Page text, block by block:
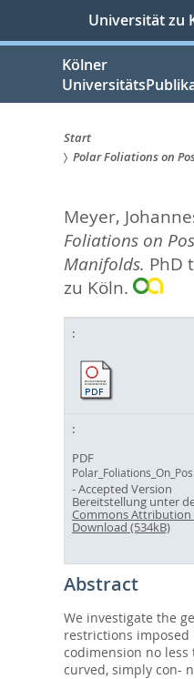
springen
Universität zu
Kölner
Sie
sind
hier:
Start
Polar Foliations on
Meyer,
Foliations on
Manifolds. PhD
zu Köln.
PDF
- Accepted Version
Bereitstellung unter
Commons Attribution
Download (534kB)
Abstract
We investigate the
restrictions
codimension no
curved, simply con-